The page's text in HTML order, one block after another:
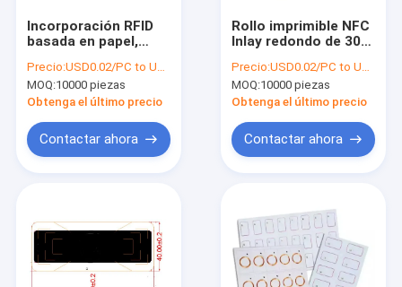
Productos
Sobre nosotros
Incorporación RFID
basada en papel,
ambiental,
incrustación RFID sin
plástico, etiqueta
Precio:USD0.02/PC to USD0.05/PC
MOQ:10000 piezas
Obtenga el último precio
Contactar ahora
Rollo imprimible NFC
Inlay redondo de 30
ISO14443A etiqueta
RFID autoadhesivo
NFC pegatina
Precio:USD0.02/PC to USD0.05/PC
MOQ:10000 piezas
Obtenga el último precio
Contactar ahora